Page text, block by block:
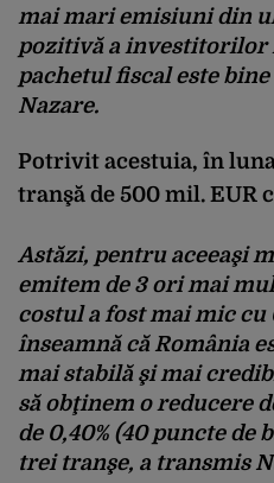
mai mari emisiuni din
pozitivă a investitorilor
pachetul fiscal este
Nazare.
Potrivit acestuia, în
tranşă de 500 mil. EUR
Astăzi, pentru aceeaşi
emitem de 3 ori mai
costul a fost mai mic cu
înseamnă că România
mai stabilă şi mai
să obţinem o reducere
de 0,40% (40 puncte de
trei tranşe, a transmis